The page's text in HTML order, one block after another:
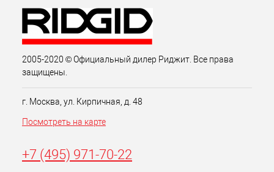
2005-2020 © Официальный дилер Риджит. Все права
защищены.
г. Москва, ул. Кирпичная, д. 48
Посмотреть на карте
+7 (495) 971-70-22